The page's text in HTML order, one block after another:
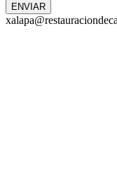
ENVIAR